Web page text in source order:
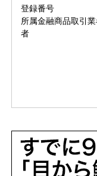
登録番号 ：関
所属金融商品取引
者
加入協会：日
一般社団
一般社
日本商